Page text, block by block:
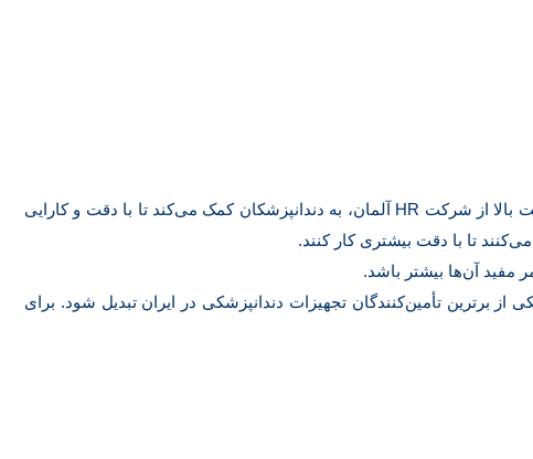
شرکت نوآوران طب یکی از تأمین‌کنندگان برجسته تجهیزات دندانپزشکی در ایران است. این شرکت با واردات مته‌های نوک الماسه با کیفیت بالا از شرکت HR آلمان، به دندانپزشکان کمک می‌کند تا با دقت و کارایی
تا با دقت بیشتری کار کنند.
آن‌ها بیشتر باشد.
تأمین‌کنندگان تجهیزات دندانپزشکی در ایران تبدیل شود. برای